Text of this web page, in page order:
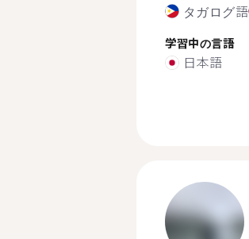
タガログ語
学習中の言語
日本語